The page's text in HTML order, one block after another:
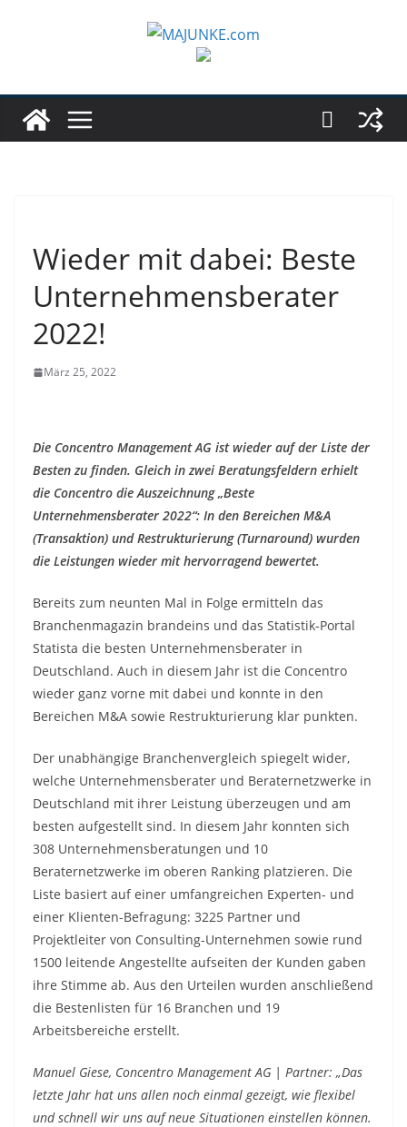
Wieder mit dabei: Beste
Unternehmensberater
2022!
März 25, 2022
Die Concentro Management AG ist wieder auf der Liste der
Besten zu finden. Gleich in zwei Beratungsfeldern erhielt
die Concentro die Auszeichnung „Beste
Unternehmensberater 2022“: In den Bereichen M&A
(Transaktion) und Restrukturierung (Turnaround) wurden
die Leistungen wieder mit hervorragend bewertet.
Bereits zum neunten Mal in Folge ermitteln das
Branchenmagazin brandeins und das Statistik-Portal
Statista die besten Unternehmensberater in
Deutschland. Auch in diesem Jahr ist die Concentro
wieder ganz vorne mit dabei und konnte in den
Bereichen M&A sowie Restrukturierung klar punkten.
Der unabhängige Branchenvergleich spiegelt wider,
welche Unternehmensberater und Beraternetzwerke in
Deutschland mit ihrer Leistung überzeugen und am
besten aufgestellt sind. In diesem Jahr konnten sich
308 Unternehmensberatungen und 10
Beraternetzwerke im oberen Ranking platzieren. Die
Liste basiert auf einer umfangreichen Experten- und
einer Klienten-Befragung: 3225 Partner und
Projektleiter von Consulting-Unternehmen sowie rund
1500 leitende Angestellte aufseiten der Kunden gaben
ihre Stimme ab. Aus den Urteilen wurden anschließend
die Bestenlisten für 16 Branchen und 19
Arbeitsbereiche erstellt.
Manuel Giese, Concentro Management AG | Partner: „Das
letzte Jahr hat uns allen noch einmal gezeigt, wie flexibel
und schnell wir uns auf neue Situationen einstellen können.